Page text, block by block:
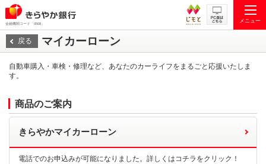
金融機関コード「0508」
メニュー
戻る マイカーローン
自動車購入・車検・修理など、あなたのカーライフをまるごと応援いたしま
す。
商品のご案内
きらやかマイカーローン
電話でのお申込みが可能になりました。詳しくはコチラをクリック！